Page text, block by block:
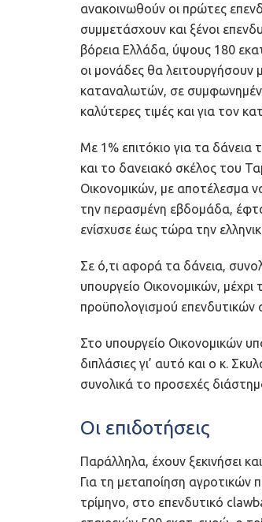
ανακοινωθούν οι πρώτες
συμμετάσχουν και ξένοι
βόρεια Ελλάδα, ύψους 180
οι μονάδες θα
καταναλωτών, σε συμφωνημένη
καλύτερες τιμές και για τον
Με 1% επιτόκιο για τα
και το δανειακό σκέλος του
Οικονομικών, με αποτέλεσμα
την περασμένη εβδομάδα,
ενίσχυσε έως τώρα την
Σε ό,τι αφορά τα δάνεια,
υπουργείο Οικονομικών,
προϋπολογισμού επενδυτικών
Στο υπουργείο Οικονομικών
διπλάσιες γι’ αυτό και ο κ.
συνολικά το προσεχές
Οι επιδοτήσεις
Παράλληλα, έχουν ξεκινήσει
Για τη μεταποίηση αγροτικών
τρίμηνο, στο επενδυτικό